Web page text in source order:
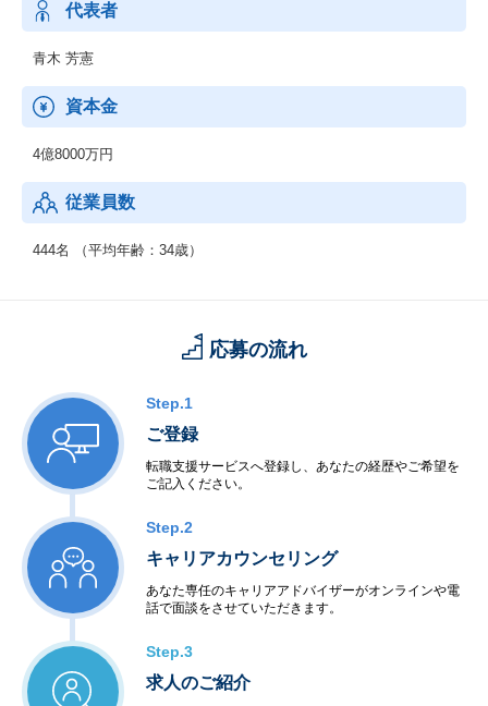
代表者
青木 芳憲
資本金
4億8000万円
従業員数
444名 （平均年齢：34歳）
応募の流れ
Step.1
ご登録
転職支援サービスへ登録し、あなたの経歴やご希望を
ご記入ください。
Step.2
キャリアカウンセリング
あなた専任のキャリアアドバイザーがオンラインや電
話で面談をさせていただきます。
Step.3
求人のご紹介